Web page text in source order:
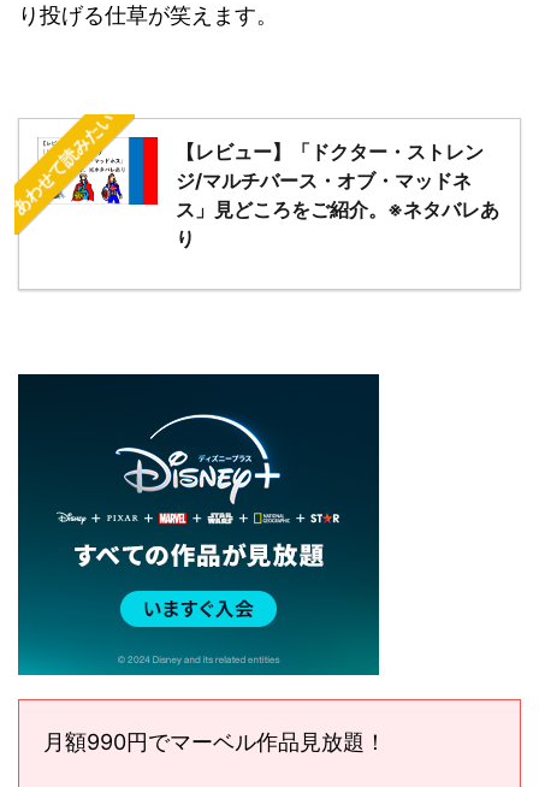
り投げる仕草が笑えます。
あわせて読みたい
【レビュー】「ドクター・ストレン
ジ/マルチバース・オブ・マッドネ
ス」見どころをご紹介。※ネタバレあ
り
月額990円でマーベル作品見放題！